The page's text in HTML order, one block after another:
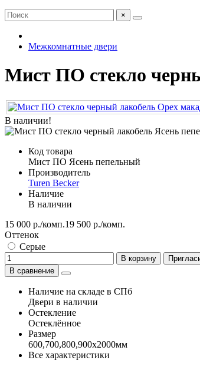
×
Межкомнатные двери
Мист ПО стекло
В наличии!
Код товара
Мист ПО Ясень пепельный
Производитель
Turen Becker
Наличие
В наличии
15 000 р./комп.19 500 р./комп.
Оттенок
Серые
В корзину
В сравнение
Наличие на складе в СПб
Двери в наличии
Остекление
Остеклённое
Размер
600,700,800,900х2000мм
Все характеристики